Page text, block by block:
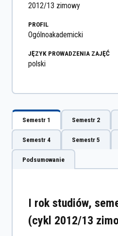
2012/13 zimowy
PROFIL
Ogólnoakademicki
JĘZYK PROWADZENIA ZAJĘĆ
polski
Semestr 1 Semestr 2
Semestr 4 Semestr 5
Podsumowanie
I rok studiów,
(cykl 2012/13